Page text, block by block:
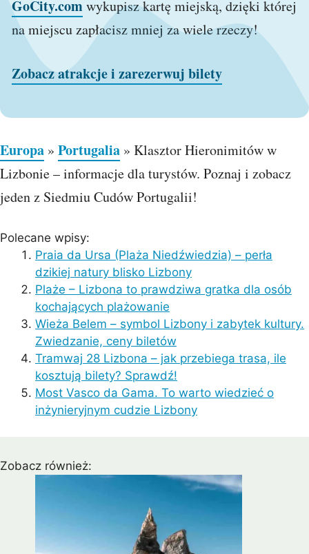
GoCity.comwykupisz kartę miejską, dzięki której
na miejscu zapłacisz mniej za wiele rzeczy!
Zobacz atrakcje i zarezerwuj bilety
Europa » Portugalia » Klasztor Hieronimitów w
Lizbonie – informacje dla turystów. Poznaj i zobacz
jeden z Siedmiu Cudów Portugalii!
Polecane wpisy:
Praia da Ursa (Plaża Niedźwiedzia) – perła
dzikiej natury blisko Lizbony
Plaże – Lizbona to prawdziwa gratka dla osób
kochających plażowanie
Wieża Belem – symbol Lizbony i zabytek kultury.
Zwiedzanie, ceny biletów
Tramwaj 28 Lizbona – jak przebiega trasa, ile
kosztują bilety? Sprawdź!
Most Vasco da Gama. To warto wiedzieć o
inżynieryjnym cudzie Lizbony
Zobacz również: